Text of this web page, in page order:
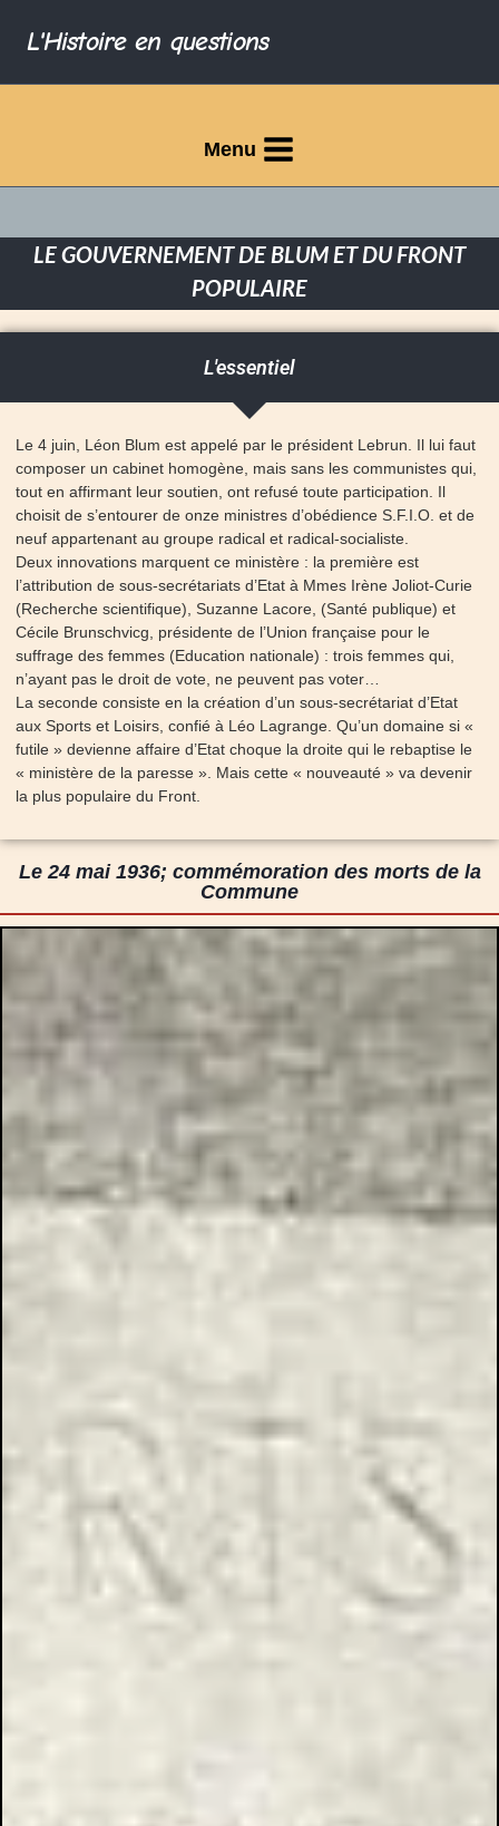
L'Histoire en questions
Menu
LE GOUVERNEMENT DE BLUM ET DU FRONT
POPULAIRE
L'essentiel
Le 4 juin, Léon Blum est appelé par le président Lebrun. Il lui faut
composer un cabinet homogène, mais sans les communistes qui,
tout en affirmant leur soutien, ont refusé toute participation. Il
choisit de s’entourer de onze ministres d’obédience S.F.I.O. et de
neuf appartenant au groupe radical et radical-socialiste.
Deux innovations marquent ce ministère : la première est
l’attribution de sous-secrétariats d’Etat à Mmes Irène Joliot-Curie
(Recherche scientifique), Suzanne Lacore, (Santé publique) et
Cécile Brunschvicg, présidente de l’Union française pour le
suffrage des femmes (Education nationale) : trois femmes qui,
n’ayant pas le droit de vote, ne peuvent pas voter…
La seconde consiste en la création d’un sous-secrétariat d’Etat
aux Sports et Loisirs, confié à Léo Lagrange. Qu’un domaine si «
futile » devienne affaire d’Etat choque la droite qui le rebaptise le
« ministère de la paresse ». Mais cette « nouveauté » va devenir
la plus populaire du Front.
Le 24 mai 1936; commémoration des morts de la
Commune